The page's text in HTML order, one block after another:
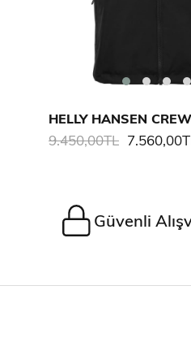
HELLY HANSEN
9.450,00TL
Güvenli